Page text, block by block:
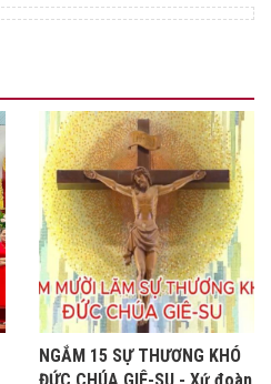
NGẮM 15 SỰ THƯƠNG KHÓ
ĐỨC CHÚA GIÊ-SU - Xứ đoàn